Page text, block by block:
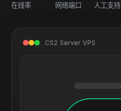
在线率 网络端口 人工支持
CS2 Server VPS